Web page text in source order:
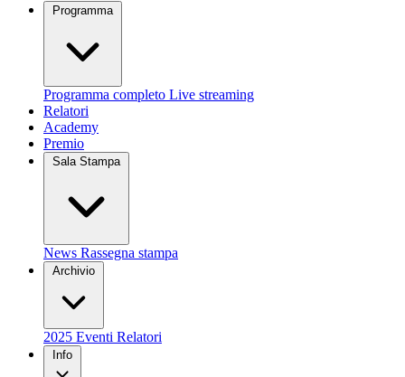
Programma
Programma completo Live streaming
Relatori
Academy
Premio
Sala Stampa
News Rassegna stampa
Archivio
2025 Eventi Relatori
Info